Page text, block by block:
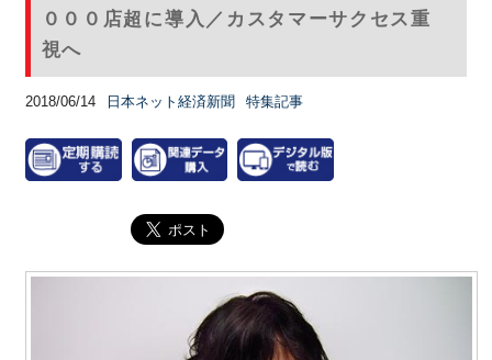
０００店超に導入／カスタマーサクセス重
視へ
2018/06/14 日本ネット経済新聞 特集記事